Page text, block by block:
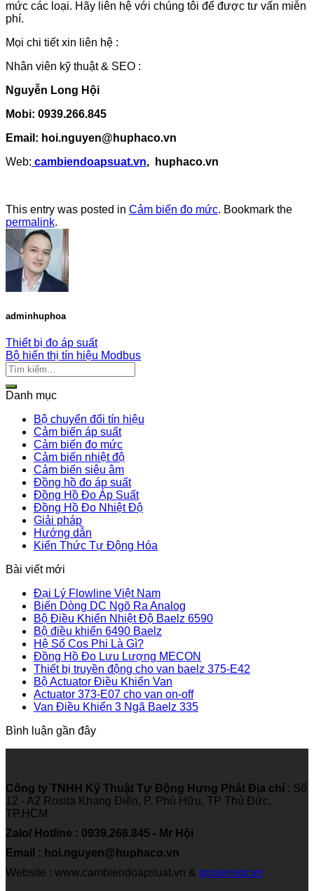
mức các loại. Hãy liên hệ với chúng tôi để được tư vấn miễn
phí.
Mọi chi tiết xin liên hệ :
Nhân viên kỹ thuật & SEO :
Nguyễn Long Hội
Mobi: 0939.266.845
Email: hoi.nguyen@huphaco.vn
Web: cambiendoapsuat.vn, huphaco.vn
This entry was posted in Cảm biến đo mức. Bookmark the
permalink.
adminhuphoa
Thiết bị đo áp suất
Bộ hiển thị tín hiệu Modbus
Danh mục
Bộ chuyển đổi tín hiệu
Cảm biến áp suất
Cảm biến đo mức
Cảm biến nhiệt độ
Cảm biến siêu âm
Đồng hồ đo áp suất
Đồng Hồ Đo Áp Suất
Đồng Hồ Đo Nhiệt Độ
Giải pháp
Hướng dẫn
Kiến Thức Tự Động Hóa
Bài viết mới
Đại Lý Flowline Việt Nam
Biến Dòng DC Ngõ Ra Analog
Bộ Điều Khiển Nhiệt Độ Baelz 6590
Bộ điều khiển 6490 Baelz
Hệ Số Cos Phi Là Gì?
Đồng Hồ Đo Lưu Lượng MECON
Thiết bị truyền động cho van baelz 375-E42
Bộ Actuator Điều Khiển Van
Actuator 373-E07 cho van on-off
Van Điều Khiển 3 Ngã Baelz 335
Bình luận gần đây
Công ty TNHH Kỹ Thuật Tự Động Hưng Phát Địa chỉ : Số
12 - A2 Rosita Khang Điền, P. Phú Hữu, TP Thủ Đức,
TP.HCM
Zalo/ Hotline : 0939.266.845 - Mr Hội
Email : hoi.nguyen@huphaco.vn
Website : www.cambiendoapsuat.vn & prosensor.vn